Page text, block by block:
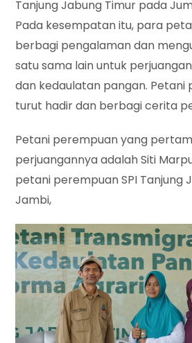
Tanjung Jabung Timur pada
Pada kesempatan itu, para
berbagi pengalaman dan
satu sama lain untuk
dan kedaulatan pangan. Petani
turut hadir dan berbagi cerita
Petani perempuan yang
perjuangannya adalah Siti
petani perempuan SPI Tanjung
Jambi,